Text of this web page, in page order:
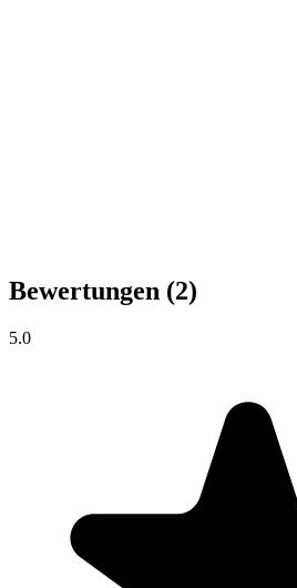
Bewertungen (2)
5.0